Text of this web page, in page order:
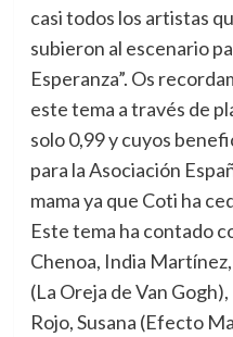
casi todos los artistas
subieron al escenario
Esperanza”. Os
este tema a través de
solo 0,99 y cuyos
para la Asociación
mama ya que Coti ha
Este tema ha contado
Chenoa, India
(La Oreja de Van
Rojo, Susana (Efecto